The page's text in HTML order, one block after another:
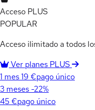
Acceso PLUS
POPULAR
Acceso ilimitado a todos
Ver planes PLUS
1 mes19 €pago único
3 meses -22%
45 €pago único